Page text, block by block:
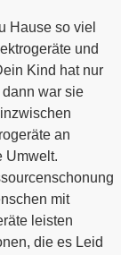
Hause so viel
und
Kind hat nur
war sie
an
Umwelt.
mit
leisten
die es Leid